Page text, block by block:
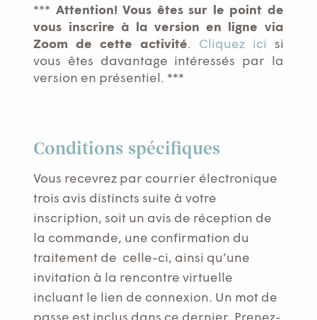
matinales
en
ligne
*** Attention! Vous êtes sur le point de
vous inscrire à la version en ligne via
Zoom de cette activité. Cliquez ici si
vous êtes davantage intéressés par la
version en présentiel. ***
Conditions spécifiques
Vous recevrez par courrier électronique
trois avis distincts suite à votre
inscription, soit un avis de réception de
la commande, une confirmation du
traitement de celle-ci, ainsi qu’une
invitation à la rencontre virtuelle
incluant le lien de connexion. Un mot de